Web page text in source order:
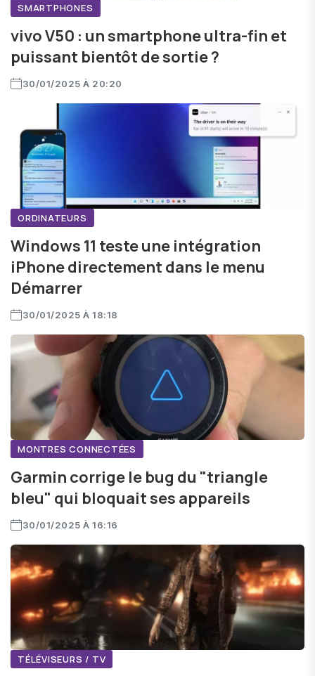
SMARTPHONES
vivo V50 : un smartphone ultra-fin et
puissant bientôt de sortie ?
30/01/2025 À 20:20
ORDINATEURS
Windows 11 teste une intégration
iPhone directement dans le menu
Démarrer
30/01/2025 À 18:18
MONTRES CONNECTÉES
Garmin corrige le bug du "triangle
bleu" qui bloquait ses appareils
30/01/2025 À 16:16
TÉLÉVISEURS / TV